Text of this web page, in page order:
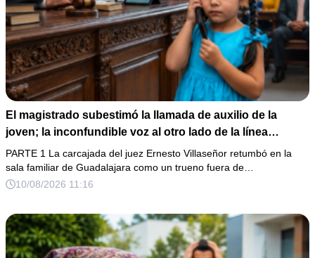
El magistrado subestimó la llamada de auxilio de la
joven; la inconfundible voz al otro lado de la línea
silenció la sala de audiencias
PARTE 1 La carcajada del juez Ernesto Villaseñor retumbó en la
sala familiar de Guadalajara como un trueno fuera de…
10/08/2026 11:16